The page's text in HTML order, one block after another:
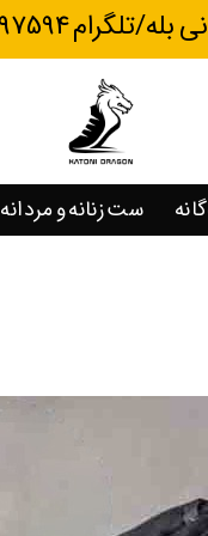
تلگرام 09129497594
ست زنانه و مردانه